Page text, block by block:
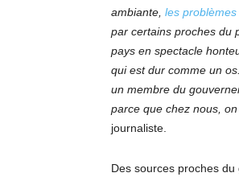
ambiante, les
par certains proches du
pays en spectacle
qui est dur comme un
un membre du
parce que chez nous,
journaliste.
Des sources proches